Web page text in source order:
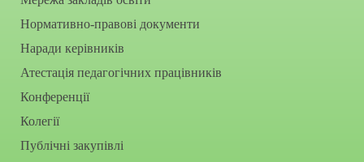
Нормативно-правові документи
Наради керівників
Атестація педагогічних працівників
Конференції
Колегії
Публічні закупівлі